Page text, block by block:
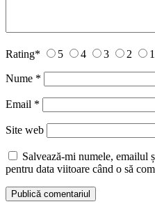
Rating* 5 4 3 2 1
Nume *
Email *
Site web
Salvează-mi numele, emailul
pentru data viitoare când o să